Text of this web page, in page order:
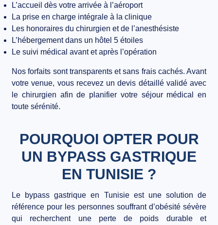
L’accueil dès votre arrivée à l’aéroport
La prise en charge intégrale à la clinique
Les honoraires du chirurgien et de l’anesthésiste
L’hébergement dans un hôtel 5 étoiles
Le suivi médical avant et après l’opération
Nos forfaits sonttransparents et sans frais cachés. Avant
votre venue, vous recevez un devis détaillé validé avec
le chirurgien afin de planifier votre séjour médical en
toute sérénité.
POURQUOI OPTER POUR
UN BYPASS GASTRIQUE
EN TUNISIE ?
Le bypass gastrique en Tunisieest une solution de
référence pour les personnes souffrant d’obésité sévère
qui recherchent une perte de poids durable et